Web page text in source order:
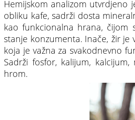
Hemijskom analizom utvrdjeno
obliku kafe, sadrži dosta
kao funkcionalna hrana, čijom
stanje konzumenta. Inače, žir
koja je važna za svakodnevno
Sadrži fosfor, kalijum,
hrom.